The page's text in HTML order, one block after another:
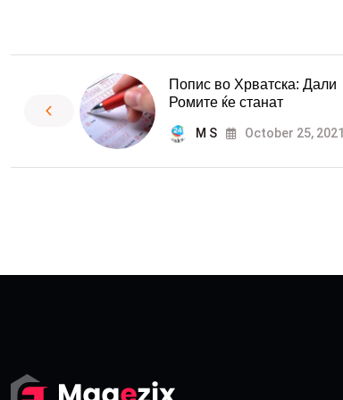
Попис во Хрватска: Дали
Ромите ќе станат
M S October 25, 2021